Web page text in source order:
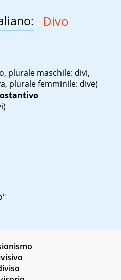
Divo
plurale maschile: divi,
plurale femminile: dive)